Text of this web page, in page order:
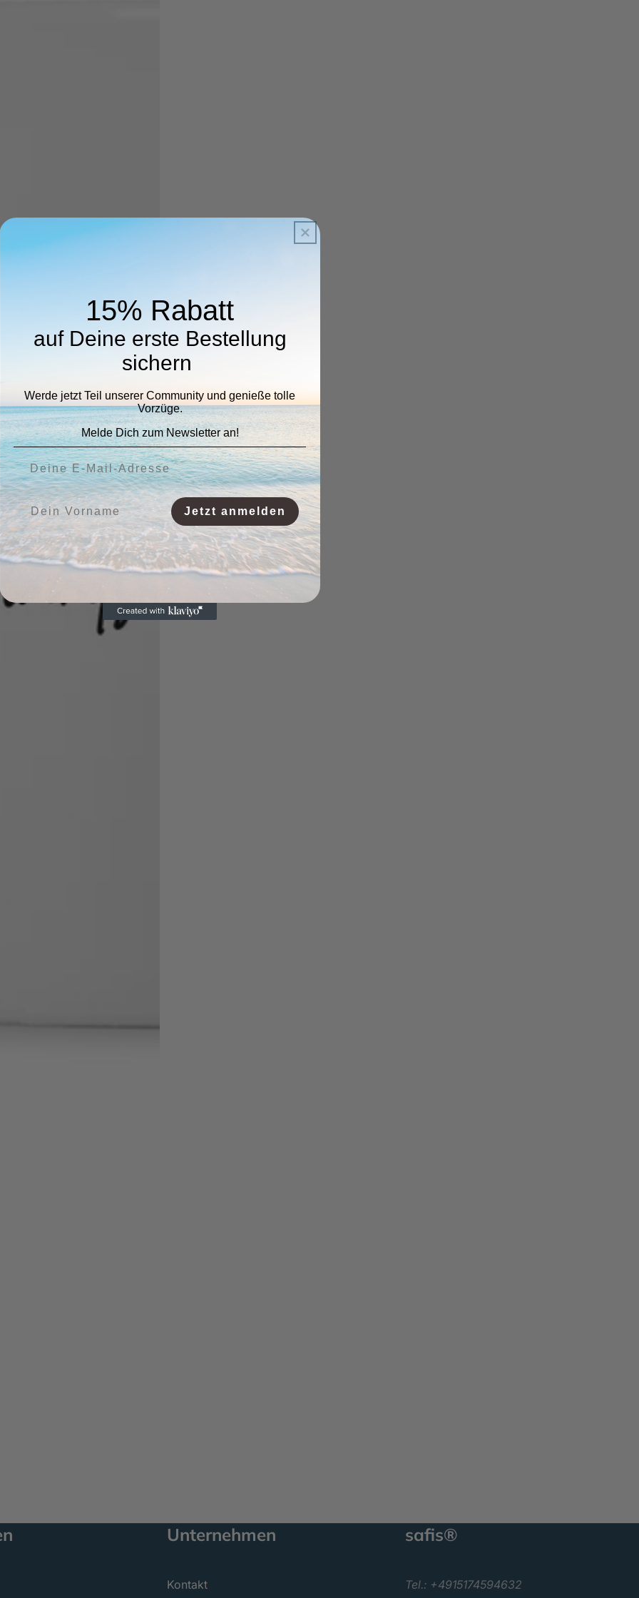
Unternehmen
Kontakt
safis®
Tel.: +4915174594632
15% Rabatt
auf Deine erste Bestellung
sichern
Werde jetzt Teil unserer Community und genieße tolle
Vorzüge.
Melde Dich zum Newsletter an!
Deine E-Mail-Adresse:
Vorname:
Jetzt anmelden